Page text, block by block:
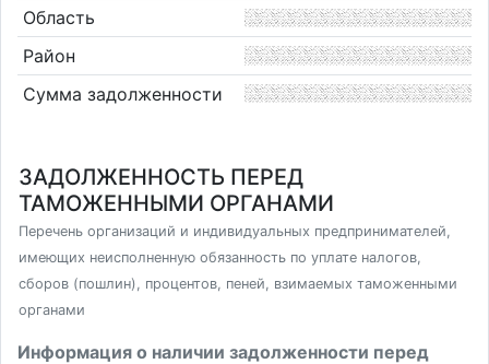
Область
Район
Сумма задолженности
ЗАДОЛЖЕННОСТЬ ПЕРЕД
ТАМОЖЕННЫМИ ОРГАНАМИ
Перечень организаций и индивидуальных предпринимателей,
имеющих неисполненную обязанность по уплате налогов,
сборов (пошлин), процентов, пеней, взимаемых таможенными
органами
Информация о наличии задолженности перед